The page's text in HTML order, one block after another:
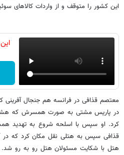
این کشور را متوقف و از واردات کالاهای
در پاریس مشتی به صورت همسرش که هشت
کرد. او سپس با اسلحه شروع به تهدید
قذافی سپس به هتلی نقل مکان کرد که در
هتل با شکایت مسئولان هتل رو به رو شد.